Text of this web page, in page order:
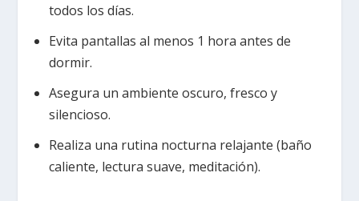
todos los días.
Evita pantallas al menos 1 hora antes de
dormir.
Asegura un ambiente oscuro, fresco y
silencioso.
Realiza una rutina nocturna relajante (baño
caliente, lectura suave, meditación).